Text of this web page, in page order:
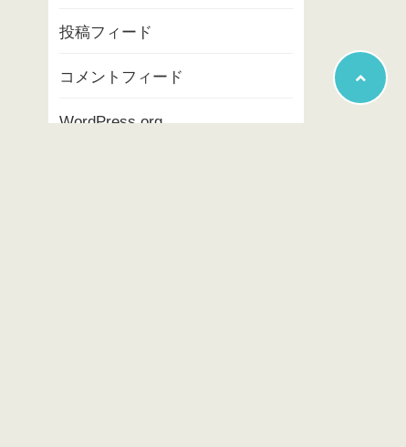
投稿フィード
コメントフィード
WordPress.org